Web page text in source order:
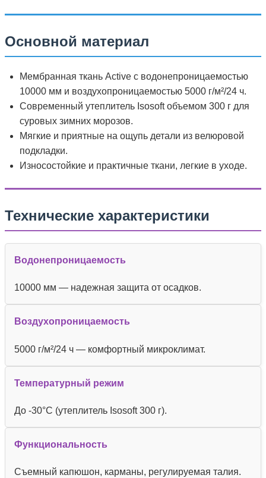
Основной материал
Мембранная ткань Active с водонепроницаемостью
10000 мм и воздухопроницаемостью 5000 г/м²/24 ч.
Современный утеплитель Isosoft объемом 300 г для
суровых зимних морозов.
Мягкие и приятные на ощупь детали из велюровой
подкладки.
Износостойкие и практичные ткани, легкие в уходе.
Технические характеристики
Водонепроницаемость
10000 мм — надежная защита от осадков.
Воздухопроницаемость
5000 г/м²/24 ч — комфортный микроклимат.
Температурный режим
До -30°C (утеплитель Isosoft 300 г).
Функциональность
Съемный капюшон, карманы, регулируемая талия.